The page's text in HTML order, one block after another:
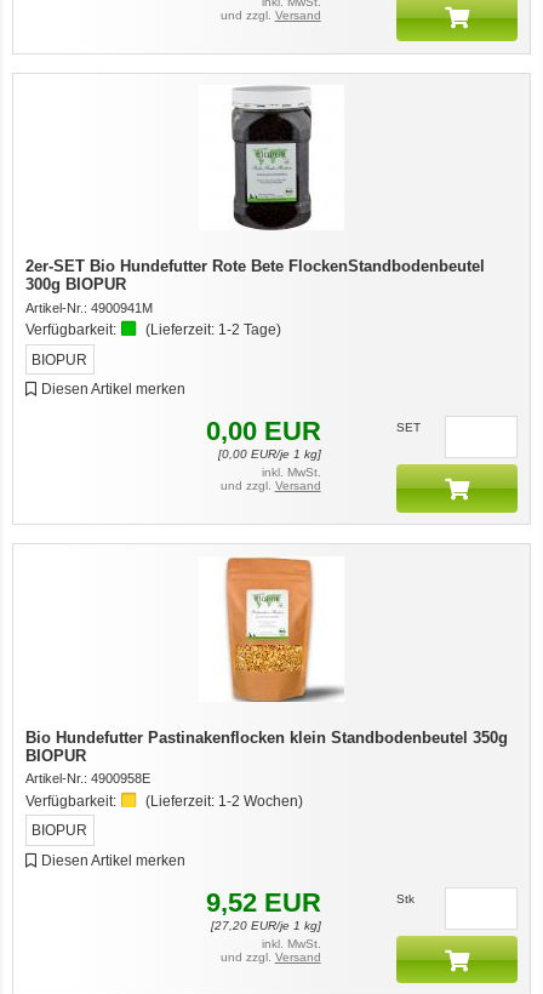
und zzgl. Versand
2er-SET Bio Hundefutter Rote Bete FlockenStandbodenbeutel
300g BIOPUR
Artikel-Nr.: 4900941M
Verfügbarkeit: (Lieferzeit: 1-2 Tage)
BIOPUR
Diesen Artikel merken
0,00 EUR
[0,00EUR/je 1 kg]
inkl. MwSt.
und zzgl. Versand
SET
Bio Hundefutter Pastinakenflocken klein Standbodenbeutel 350g
BIOPUR
Artikel-Nr.: 4900958E
Verfügbarkeit: (Lieferzeit: 1-2 Wochen)
BIOPUR
Diesen Artikel merken
9,52 EUR
[27,20EUR/je 1 kg]
inkl. MwSt.
und zzgl. Versand
Stk